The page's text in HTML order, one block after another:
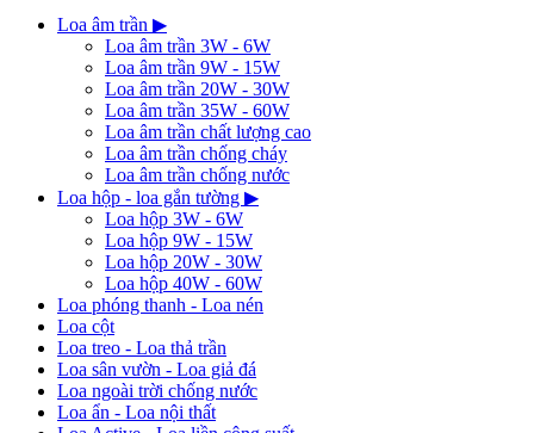
Loa âm trần ▶
Loa âm trần 3W - 6W
Loa âm trần 9W - 15W
Loa âm trần 20W - 30W
Loa âm trần 35W - 60W
Loa âm trần chất lượng cao
Loa âm trần chống cháy
Loa âm trần chống nước
Loa hộp - loa gắn tường ▶
Loa hộp 3W - 6W
Loa hộp 9W - 15W
Loa hộp 20W - 30W
Loa hộp 40W - 60W
Loa phóng thanh - Loa nén
Loa cột
Loa treo - Loa thả trần
Loa sân vườn - Loa giả đá
Loa ngoài trời chống nước
Loa ẩn - Loa nội thất